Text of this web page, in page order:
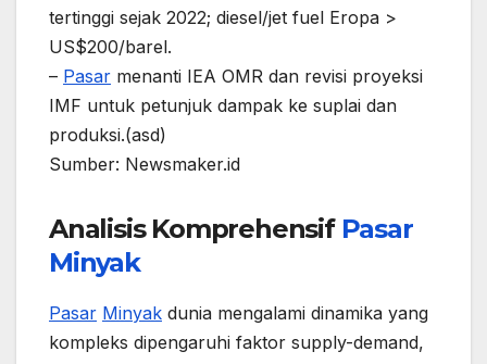
tertinggi sejak 2022; diesel/jet fuel Eropa >
US$200/barel.
– Pasar menanti IEA OMR dan revisi proyeksi
IMF untuk petunjuk dampak ke suplai dan
produksi.(asd)
Sumber: Newsmaker.id
Analisis Komprehensif Pasar
Minyak
Pasar Minyak dunia mengalami dinamika yang
kompleks dipengaruhi faktor supply-demand,